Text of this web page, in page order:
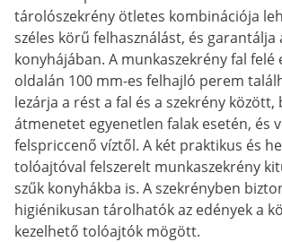
tárolószekrény ötletes kombinációja
széles körű felhasználást, és garantálja
konyhájában. A munkaszekrény fal felé
oldalán 100 mm-es felhajló perem
lezárja a rést a fal és a szekrény között,
átmenetet egyenetlen falak esetén, és
felspriccenő víztől. A két praktikus és
tolóajtóval felszerelt munkaszekrény
szűk konyhákba is. A szekrényben
higiénikusan tárolhatók az edények a
kezelhető tolóajtók mögött.